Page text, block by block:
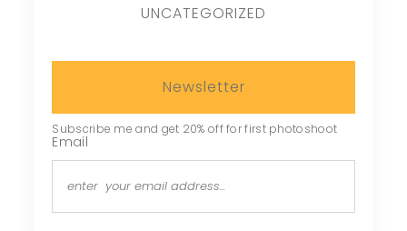
UNCATEGORIZED
Newsletter
Subscribe me and get 20% off for first photoshoot
Email